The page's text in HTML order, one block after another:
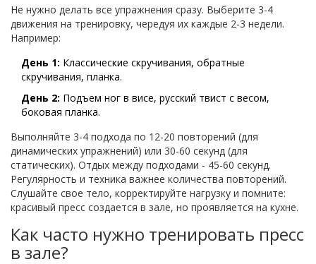
Не нужно делать все упражнения сразу. Выберите 3-4
движения на тренировку, чередуя их каждые 2-3 недели.
Например:
День 1: Классические скручивания, обратные
скручивания, планка.
День 2: Подъем ног в висе, русский твист с весом,
боковая планка.
Выполняйте 3-4 подхода по 12-20 повторений (для
динамических упражнений) или 30-60 секунд (для
статических). Отдых между подходами - 45-60 секунд.
Регулярность и техника важнее количества повторений.
Слушайте свое тело, корректируйте нагрузку и помните:
красивый пресс создается в зале, но проявляется на кухне.
Как часто нужно тренировать пресс
в зале?